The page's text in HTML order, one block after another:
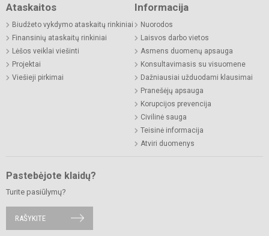
Ataskaitos
Biudžeto vykdymo ataskaitų rinkiniai
Finansinių ataskaitų rinkiniai
Lėšos veiklai viešinti
Projektai
Viešieji pirkimai
Informacija
Nuorodos
Laisvos darbo vietos
Asmens duomenų apsauga
Konsultavimasis su visuomene
Dažniausiai užduodami klausimai
Pranešėjų apsauga
Korupcijos prevencija
Civilinė sauga
Teisinė informacija
Atviri duomenys
Pastebėjote klaidų?
Turite pasiūlymų?
RAŠYKITE